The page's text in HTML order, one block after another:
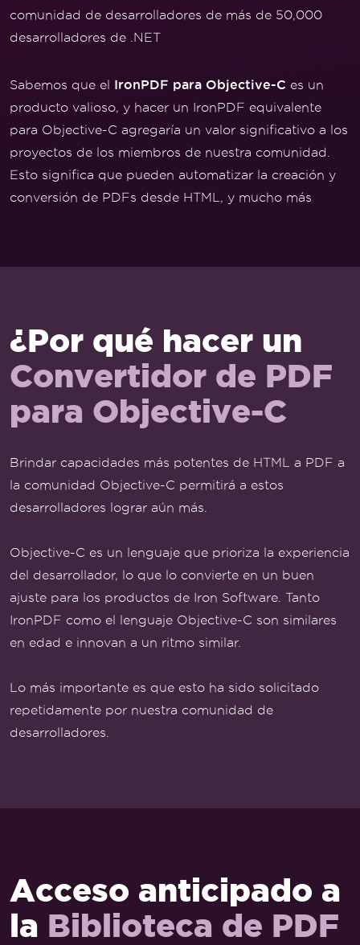
comunidad de desarrolladores de más de 50,000
desarrolladores de .NET
Sabemos que el IronPDF para Objective-C es un
producto valioso, y hacer un IronPDF equivalente
para Objective-C agregaría un valor significativo a los
proyectos de los miembros de nuestra comunidad.
Esto significa que pueden automatizar la creación y
conversión de PDFs desde HTML, y mucho más
¿Por qué hacer un
Convertidor de PDF
para Objective-C
Brindar capacidades más potentes de HTML a PDF a
la comunidad Objective-C permitirá a estos
desarrolladores lograr aún más.
Objective-C es un lenguaje que prioriza la experiencia
del desarrollador, lo que lo convierte en un buen
ajuste para los productos de Iron Software. Tanto
IronPDF como el lenguaje Objective-C son similares
en edad e innovan a un ritmo similar.
Lo más importante es que esto ha sido solicitado
repetidamente por nuestra comunidad de
desarrolladores.
Acceso anticipado a
la Biblioteca de PDF